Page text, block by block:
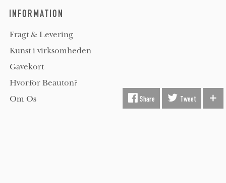
INFORMATION
Fragt & Levering
Kunst i virksomheden
Gavekort
Hvorfor Beauton?
Om Os
Share Tweet